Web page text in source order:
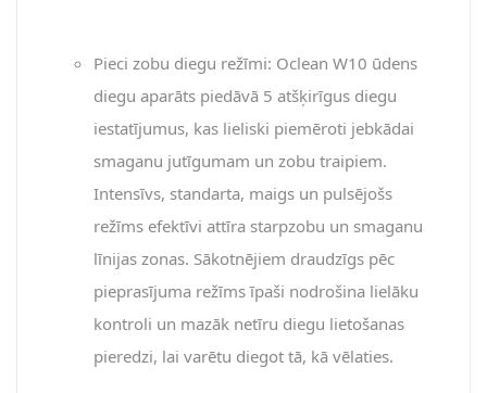
Pieci zobu diegu režīmi: Oclean W10 ūdens
diegu aparāts piedāvā 5 atšķirīgus diegu
iestatījumus, kas lieliski piemēroti jebkādai
smaganu jutīgumam un zobu traipiem.
Intensīvs, standarta, maigs un pulsējošs
režīms efektīvi attīra starpzobu un smaganu
līnijas zonas. Sākotnējiem draudzīgs pēc
pieprasījuma režīms īpaši nodrošina lielāku
kontroli un mazāk netīru diegu lietošanas
pieredzi, lai varētu diegot tā, kā vēlaties.